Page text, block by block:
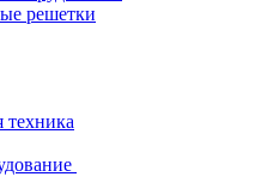
решетки
техника